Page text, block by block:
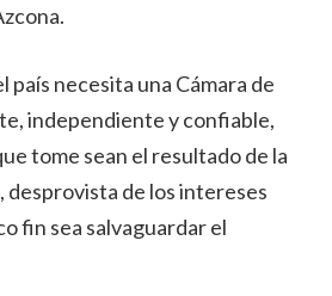
país necesita una Cámara de
independiente y confiable,
tome sean el resultado de la
desprovista de los intereses
fin sea salvaguardar el